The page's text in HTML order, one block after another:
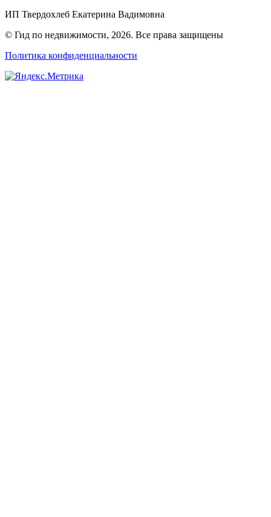
ИП Твердохлеб Екатерина Вадимовна
© Гид по недвижимости, 2026. Все права защищены
Политика конфиденциальности